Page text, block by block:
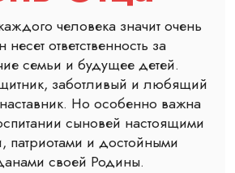
человека значит очень
ответственность за
семьи и будущее детей.
заботливый и любящий
Но особенно важна
сыновей настоящими
патриотами и достойными
своей Родины.